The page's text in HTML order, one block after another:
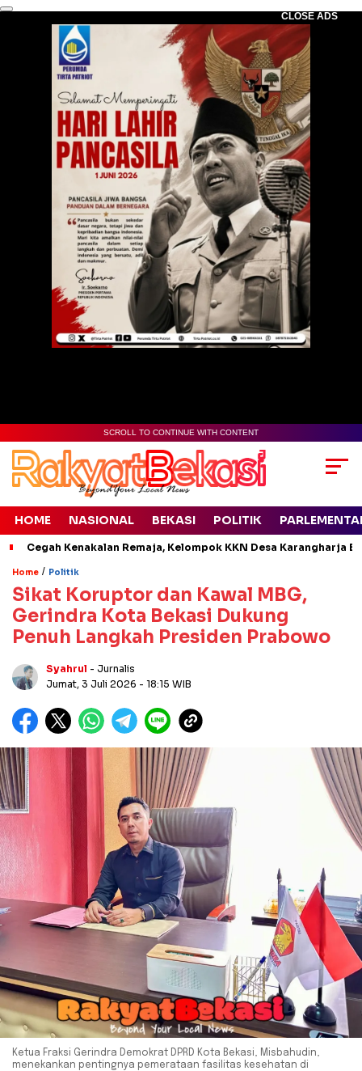
CLOSE ADS
SCROLL TO CONTINUE WITH CONTENT
HOME NASIONAL BEKASI POLITIK
Cegah Kenakalan Remaja, Kelompok KKN Desa Karangharja
Home / Politik
Sikat Koruptor dan Kawal MBG,
Gerindra Kota Bekasi Dukung
Penuh Langkah Presiden Prabowo
Syahrul - Jurnalis
Jumat, 3 Juli 2026 - 18:15 WIB
Ketua Fraksi Gerindra Demokrat DPRD Kota Bekasi, Misbahudin,
menekankan pentingnya pemerataan fasilitas kesehatan di